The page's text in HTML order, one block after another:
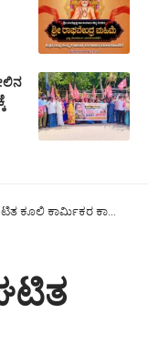
: ಕ ಪ ಸಂ ಅಧ್ಯಕ್ಷ ಬಂಗಾರಪ್ಪ ಮನವಿ